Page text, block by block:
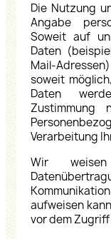
Die Nutzung
Angabe
Soweit auf
Daten
Mail-
soweit
Daten
Zustimmung
Verarbeitung
Wir
aufweisen
vor dem